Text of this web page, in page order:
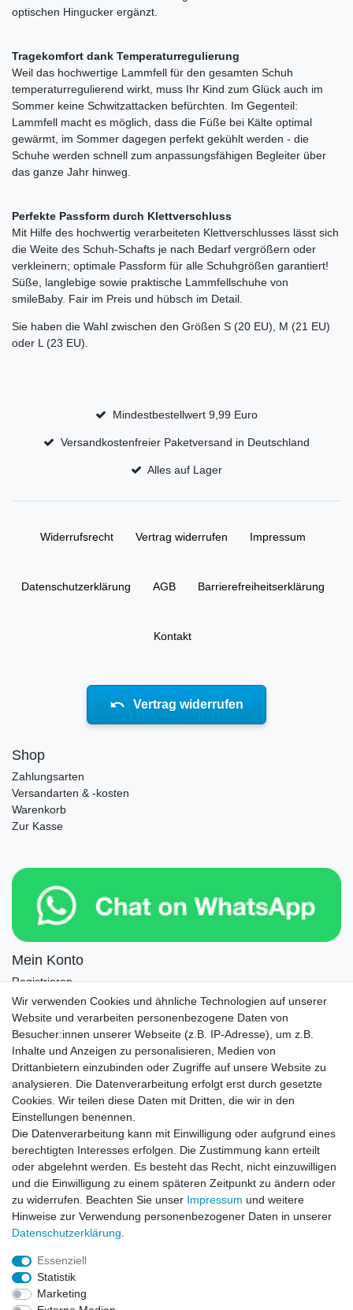
optischen Hingucker ergänzt.
Tragekomfort dank Temperaturregulierung
Weil das hochwertige Lammfell für den gesamten Schuh
temperaturregulierend wirkt, muss Ihr Kind zum Glück auch im
Sommer keine Schwitzattacken befürchten. Im Gegenteil:
Lammfell macht es möglich, dass die Füße bei Kälte optimal
gewärmt, im Sommer dagegen perfekt gekühlt werden - die
Schuhe werden schnell zum anpassungsfähigen Begleiter über
das ganze Jahr hinweg.
Perfekte Passform durch Klettverschluss
Mit Hilfe des hochwertig verarbeiteten Klettverschlusses lässt sich
die Weite des Schuh-Schafts je nach Bedarf vergrößern oder
verkleinern; optimale Passform für alle Schuhgrößen garantiert!
Süße, langlebige sowie praktische Lammfellschuhe von
smileBaby. Fair im Preis und hübsch im Detail.
Sie haben die Wahl zwischen den Größen S (20 EU), M (21 EU)
oder L (23 EU).
Mindestbestellwert 9,99 Euro
Versandkostenfreier Paketversand in Deutschland
Alles auf Lager
Widerrufs­recht Vertrag widerrufen Impressum
Daten­schutz­erklärung AGB Barrierefreiheitserklärung
Kontakt
Vertrag widerrufen
Shop
Zahlungsarten
Versandarten & -kosten
Warenkorb
Zur Kasse
Mein Konto
Registrieren
Login
Newsletter
E-MAIL **
Newsletter
Honig
Hiermit bestätige ich, dass ich die
Einwilligung kann ich jederzeit widerrufen.**
Abonnieren
** Hierbei handelt es sich um ein Pflichtfeld.
Wir verwenden Cookies und ähnliche Technologien auf unserer
Website und verarbeiten personenbezogene Daten von
Besucher:innen unserer Webseite (z.B. IP-Adresse), um z.B.
Inhalte und Anzeigen zu personalisieren, Medien von
Drittanbietern einzubinden oder Zugriffe auf unsere Website zu
analysieren. Die Datenverarbeitung erfolgt erst durch gesetzte
Cookies. Wir teilen diese Daten mit Dritten, die wir in den
Einstellungen benennen.
Die Datenverarbeitung kann mit Einwilligung oder aufgrund eines
berechtigten Interesses erfolgen. Die Zustimmung kann erteilt
oder abgelehnt werden. Es besteht das Recht, nicht einzuwilligen
und die Einwilligung zu einem späteren Zeitpunkt zu ändern oder
zu widerrufen. Beachten Sie unser Impressum und weitere
Hinweise zur Verwendung personenbezogener Daten in unserer
Daten­schutz­erklärung
Essenziell
Statistik
Marketing